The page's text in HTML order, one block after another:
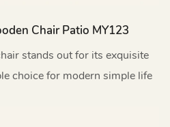
Chair Patio MY123
stands out for its exquisite
choice for modern simple life